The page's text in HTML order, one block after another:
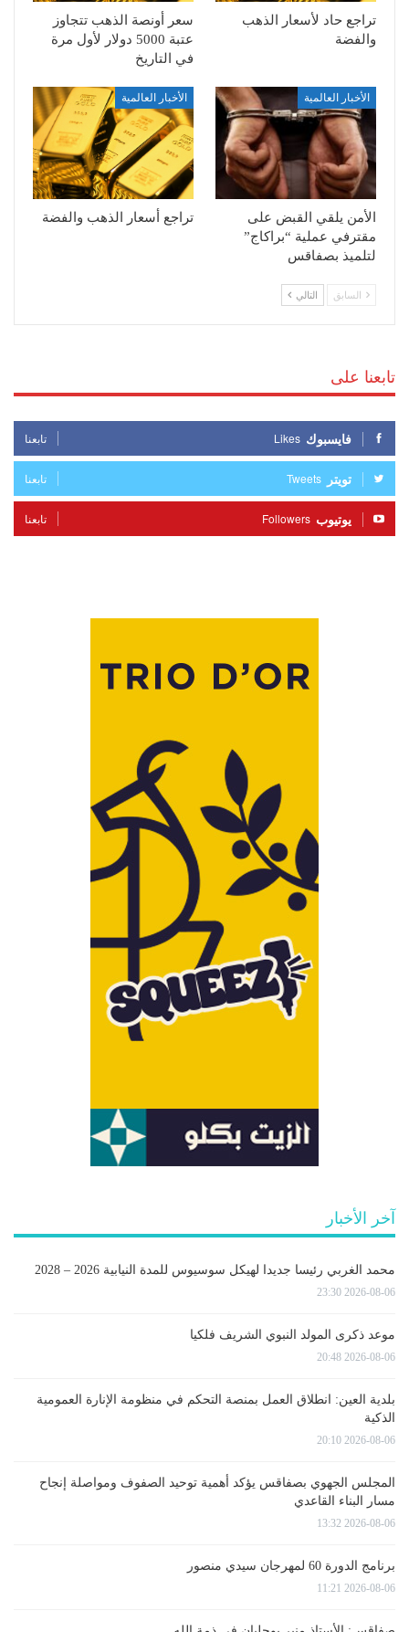
تراجع حاد لأسعار الذهب
والفضة
سعر أونصة الذهب تتجاوز
عتبة 5000 دولار لأول مرة
في التاريخ
الأخبار العالمية
الأمن يلقي القبض على
مقترفي عملية “براكاج”
لتلميذ بصفاقس
الأخبار العالمية
تراجع أسعار الذهب والفضة
السابق التالي
تابعنا على
فايسبوك Likes تابعنا
تويتر Tweets تابعنا
يوتيوب Followers تابعنا
آخر الأخبار
محمد الغربي رئيسا جديدا لهيكل سوسيوس للمدة النيابية 2026 – 2028
2026-08-06 23:30
موعد ذكرى المولد النبوي الشريف فلكيا
2026-08-06 20:48
بلدية العين: انطلاق العمل بمنصة التحكم في منظومة الإنارة العمومية
الذكية
2026-08-06 20:10
المجلس الجهوي بصفاقس يؤكد أهمية توحيد الصفوف ومواصلة إنجاح
مسار البناء القاعدي
2026-08-06 13:32
برنامج الدورة 60 لمهرجان سيدي منصور
2026-08-06 11:21